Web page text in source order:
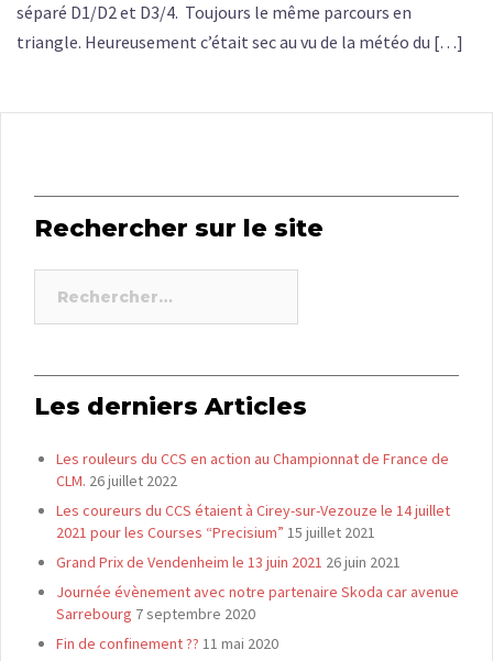
séparé D1/D2 et D3/4. Toujours le même parcours en
triangle. Heureusement c’était sec au vu de la météo du […]
Rechercher sur le site
Les derniers Articles
Les rouleurs du CCS en action au Championnat de France de
CLM. 26 juillet 2022
Les coureurs du CCS étaient à Cirey-sur-Vezouze le 14 juillet
2021 pour les Courses “Precisium” 15 juillet 2021
Grand Prix de Vendenheim le 13 juin 2021 26 juin 2021
Journée évènement avec notre partenaire Skoda car avenue
Sarrebourg 7 septembre 2020
Fin de confinement ?? 11 mai 2020